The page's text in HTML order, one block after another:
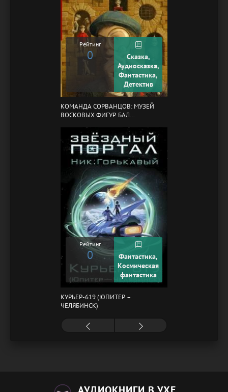
Рейтинг
0
Сказка,
Аудиосказка,
Фантастика,
Детектив
КОМАНДА СОРВАНЦОВ: МУЗЕЙ
ВОСКОВЫХ ФИГУР. БАЛ
Рейтинг
0
Фантастика,
Космическая
фантастика
КУРЬЕР-619 (ЮПИТЕР –
ЧЕЛЯБИНСК)